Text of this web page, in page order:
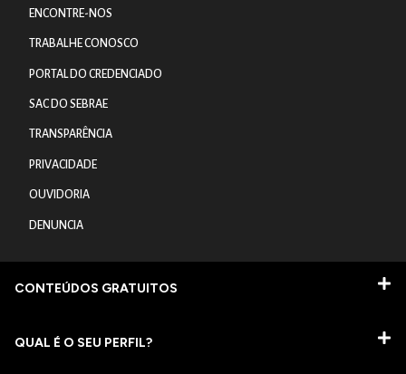
ENCONTRE-NOS
TRABALHE CONOSCO
PORTAL DO CREDENCIADO
SAC DO SEBRAE
TRANSPARÊNCIA
PRIVACIDADE
OUVIDORIA
DENUNCIA
CONTEÚDOS GRATUITOS
QUAL É O SEU PERFIL?